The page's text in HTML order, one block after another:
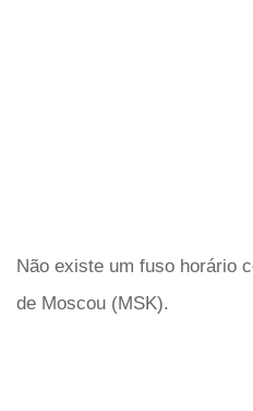
Não existe um fuso horário
de Moscou (MSK).